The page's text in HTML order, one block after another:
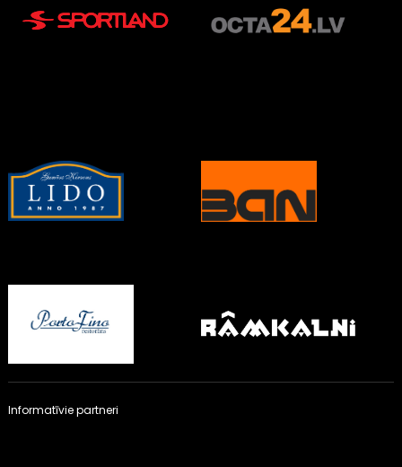
Informatīvie partneri